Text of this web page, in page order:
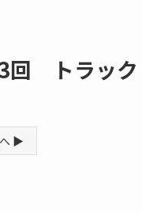
回 トラック
▶